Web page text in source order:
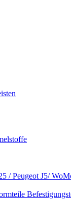
/ Peugeot J5/